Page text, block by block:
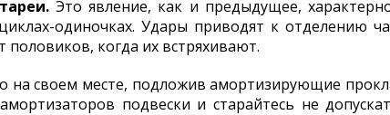
Это явление, как и предыдущее,
одиночках. Удары приводят к отделению
половиков, когда их встряхивают.
на своем месте, подложив амортизирующие
подвески и старайтесь не